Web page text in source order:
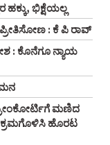
ಭಿಕ್ಷೆಯಲ್ಲ
ಪ್ರೀತಿಸೋಣ : ಕೆ ಪಿ ರಾವ್‌
: ಕೊನೆಗೂ ನ್ಯಾಯ
ಮಣಿದ
ಹೊರಟ